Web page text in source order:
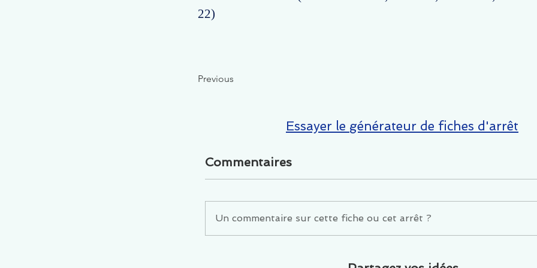
22)
Previous
Essayer le générateur de fiches d'arrêt
Commentaires
Un commentaire sur cette fiche ou cet arrêt ?